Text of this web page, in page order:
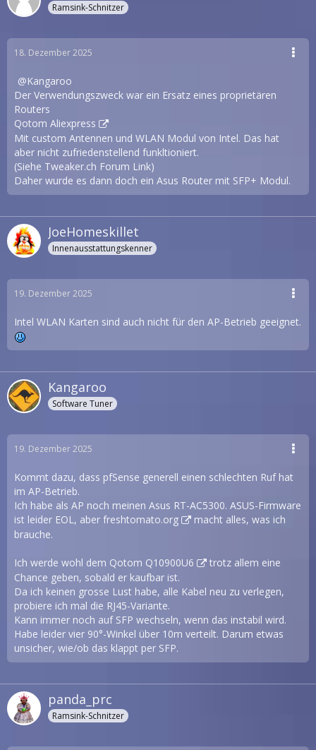
Ramsink-Schnitzer
18. Dezember 2025
Kangaroo
Der Verwendungszweck war ein Ersatz eines proprietären
Routers
Qotom Aliexpress
Mit custom Antennen und WLAN Modul von Intel. Das hat
aber nicht zufriedenstellend funkltioniert.
(Siehe Tweaker.ch Forum Link)
Daher wurde es dann doch ein Asus Router mit SFP+ Modul.
JoeHomeskillet
Innenausstattungskenner
19. Dezember 2025
Intel WLAN Karten sind auch nicht für den AP-Betrieb geeignet.
Kangaroo
Software Tuner
19. Dezember 2025
Kommt dazu, dass pfSense generell einen schlechten Ruf hat
im AP-Betrieb.
Ich habe als AP noch meinen Asus RT-AC5300. ASUS-Firmware
ist leider EOL, aber freshtomato.org
macht alles, was ich
brauche.
Ich werde wohl dem Qotom Q10900U6
trotz allem eine
Chance geben, sobald er kaufbar ist.
Da ich keinen grosse Lust habe, alle Kabel neu zu verlegen,
probiere ich mal die RJ45-Variante.
Kann immer noch auf SFP wechseln, wenn das instabil wird.
Habe leider vier 90°-Winkel über 10m verteilt. Darum etwas
unsicher, wie/ob das klappt per SFP.
panda_prc
Ramsink-Schnitzer